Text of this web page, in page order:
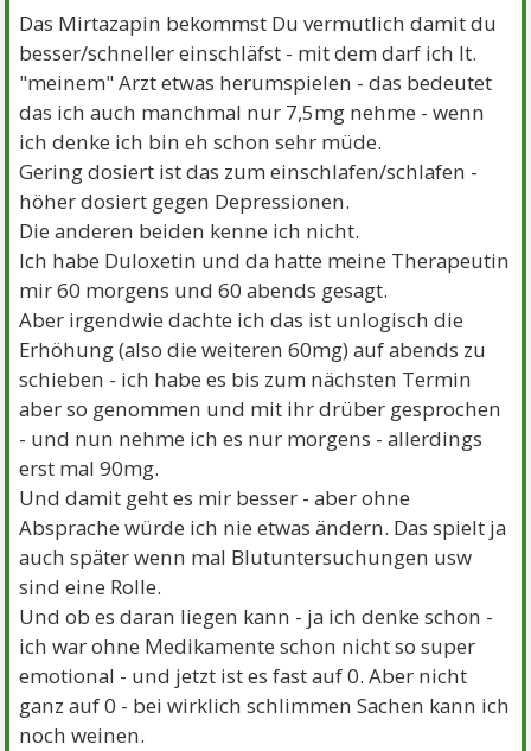
immer darum kreisen was wenn es nie mehr wird wie
vorher hat jemand ähnliche Erfahrungen kann das
mit den Medikamenten zusammenhängen?!
Bald gehe ich in eine Tagesklinik ich hoffe das es
dann irgendwann besser wird ich bin am Überlegen
ob ich die Medikamente einfach aufhöre zu nehmen!
Kann mir jemand helfen?
Das Mirtazapin bekommst Du vermutlich damit du
besser/schneller einschläfst - mit dem darf ich lt.
"meinem" Arzt etwas herumspielen - das bedeutet
das ich auch manchmal nur 7,5mg nehme - wenn
ich denke ich bin eh schon sehr müde.
Gering dosiert ist das zum einschlafen/schlafen -
höher dosiert gegen Depressionen.
Die anderen beiden kenne ich nicht.
Ich habe Duloxetin und da hatte meine Therapeutin
mir 60 morgens und 60 abends gesagt.
Aber irgendwie dachte ich das ist unlogisch die
Erhöhung (also die weiteren 60mg) auf abends zu
schieben - ich habe es bis zum nächsten Termin
aber so genommen und mit ihr drüber gesprochen
- und nun nehme ich es nur morgens - allerdings
erst mal 90mg.
Und damit geht es mir besser - aber ohne
Absprache würde ich nie etwas ändern. Das spielt ja
auch später wenn mal Blutuntersuchungen usw
sind eine Rolle.
Und ob es daran liegen kann - ja ich denke schon -
ich war ohne Medikamente schon nicht so super
emotional - und jetzt ist es fast auf 0. Aber nicht
ganz auf 0 - bei wirklich schlimmen Sachen kann ich
noch weinen.